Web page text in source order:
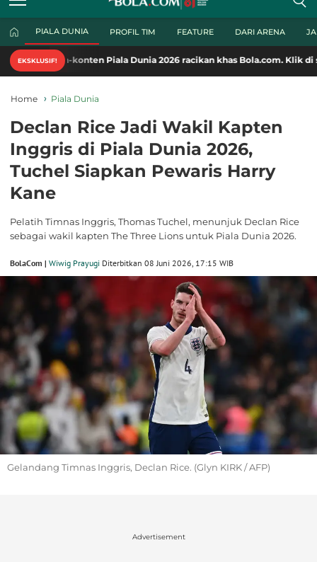
PIALA DUNIA PROFIL TIM FEATURE DARI ARENA
EKSKLUSIF!
konten Piala Dunia 2026 racikan khas Bola.com. Klik di sini!
Home Piala Dunia
Declan Rice Jadi Wakil Kapten
Inggris di Piala Dunia 2026,
Tuchel Siapkan Pewaris Harry
Kane
Pelatih Timnas Inggris, Thomas Tuchel, menunjuk Declan Rice
sebagai wakil kapten The Three Lions untuk Piala Dunia 2026.
BolaCom | Wiwig Prayugi Diterbitkan 08 Juni 2026, 17:15 WIB
Gelandang Timnas Inggris, Declan Rice. (Glyn KIRK / AFP)
Advertisement